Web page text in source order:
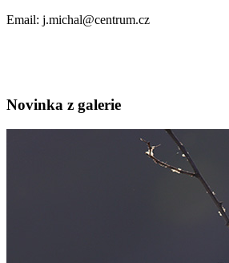
Email: j.michal@centrum.cz
Novinka z galerie